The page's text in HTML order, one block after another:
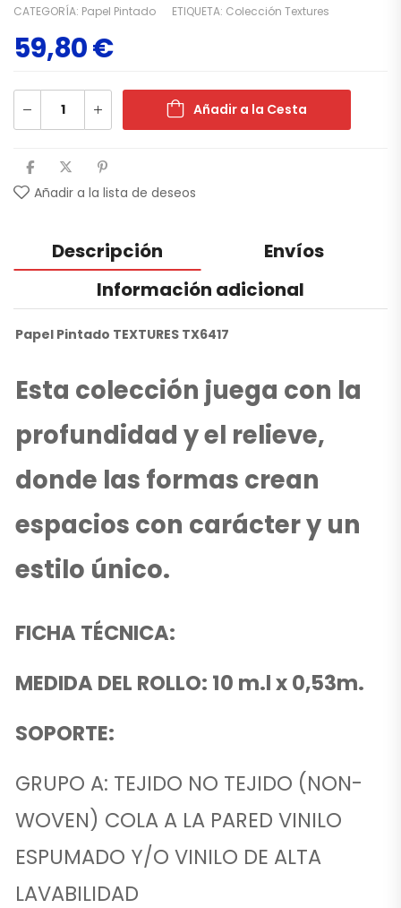
CATEGORÍA: Papel Pintado ETIQUETA: Colección Textures
59,80€
Añadir a la Cesta
Añadir a la lista de deseos
Descripción
Envíos
Información adicional
Papel Pintado TEXTURES TX6417
Esta colección juega con la
profundidad y el relieve,
donde las formas crean
espacios con carácter y un
estilo único.
FICHA TÉCNICA:
MEDIDA DEL ROLLO: 10 m.l x 0,53m.
SOPORTE:
GRUPO A: TEJIDO NO TEJIDO (NON-
WOVEN) COLA A LA PARED VINILO
ESPUMADO Y/O VINILO DE ALTA
LAVABILIDAD